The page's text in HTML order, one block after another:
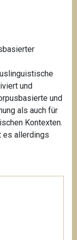
und
und
als auch für
Kontexten.
es allerdings